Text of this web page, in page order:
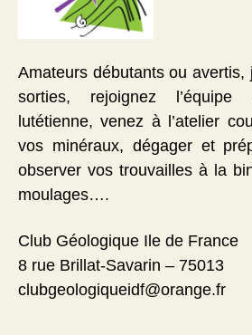
Amateurs débutants ou avertis,
sorties, rejoignez l’équipe
lutétienne, venez à l’atelier
vos minéraux, dégager et
observer vos trouvailles à la
moulages….
Club Géologique Ile de France
8 rue Brillat-Savarin – 75013
clubgeologiqueidf@orange.fr